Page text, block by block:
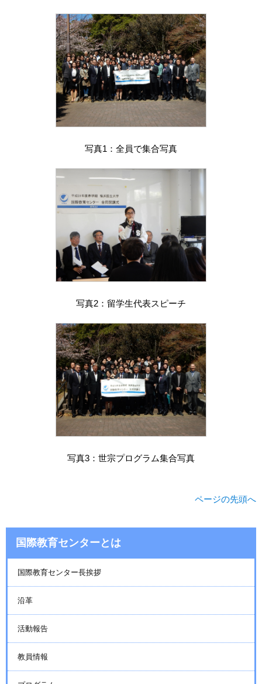
写真1：全員で集合写真
写真2：留学生代表スピーチ
写真3：世宗プログラム集合写真
ページの先頭へ
国際教育センターとは
国際教育センター長挨拶
沿革
活動報告
教員情報